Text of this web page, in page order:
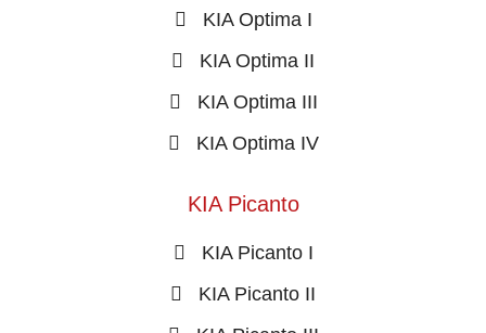
KIA Optima I
KIA Optima II
KIA Optima III
KIA Optima IV
KIA Picanto
KIA Picanto I
KIA Picanto II